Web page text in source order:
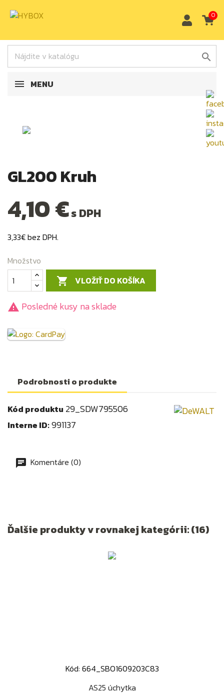

0
MENU
GL200 Kruh
4,10 €s DPH
3,33€ bez DPH.
Množstvo

VLOŽIŤ DO KOŠÍKA
 Posledné kusy na sklade
Podrobnosti o produkte
Kód produktu 29_SDW795506
Interne ID:991137
Komentáre (0)
Ďalšie produkty v rovnakej kategórii: (16)
Kód: 664_SBO1609203C83
AS25 úchytka